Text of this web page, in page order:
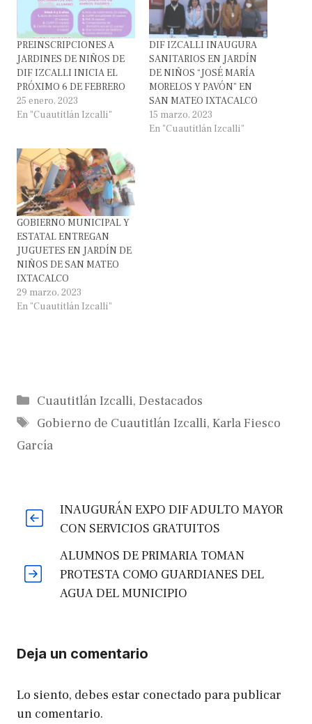
PREINSCRIPCIONES A
JARDINES DE NIÑOS DE
DIF IZCALLI INICIA EL
PRÓXIMO 6 DE FEBRERO
25 enero, 2023
En "Cuautitlán Izcalli"
DIF IZCALLI INAUGURA
SANITARIOS EN JARDÍN
DE NIÑOS “JOSÉ MARÍA
MORELOS Y PAVÓN” EN
SAN MATEO IXTACALCO
15 marzo, 2023
En "Cuautitlán Izcalli"
GOBIERNO MUNICIPAL Y
ESTATAL ENTREGAN
JUGUETES EN JARDÍN DE
NIÑOS DE SAN MATEO
IXTACALCO
29 marzo, 2023
En "Cuautitlán Izcalli"
Categorías
Cuautitlán Izcalli, Destacados
Etiquetas
Gobierno de Cuautitlán Izcalli, Karla Fiesco
García
INAUGURÁN EXPO DIF ADULTO MAYOR
CON SERVICIOS GRATUITOS
ALUMNOS DE PRIMARIA TOMAN
PROTESTA COMO GUARDIANES DEL
AGUA DEL MUNICIPIO
Deja un comentario
Lo siento, debes estar conectado para publicar
un comentario.